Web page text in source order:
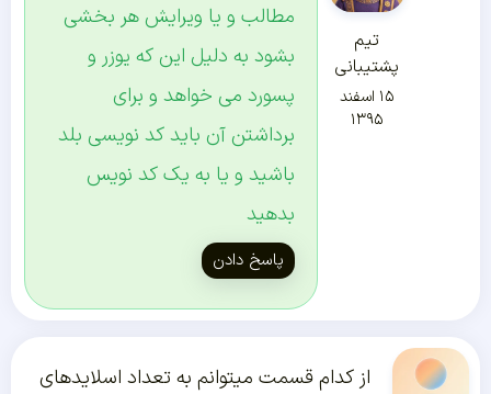
تیم
پشتیبانی
۱۵ اسفند
۱۳۹۵
مطالب و یا ویرایش هر بخشی
بشود به دلیل این که یوزر و
پسورد می خواهد و برای
برداشتن آن باید کد نویسی بلد
باشید و یا به یک کد نویس
بدهید
پاسخ دادن
از کدام قسمت میتوانم به تعداد اسلایدهای